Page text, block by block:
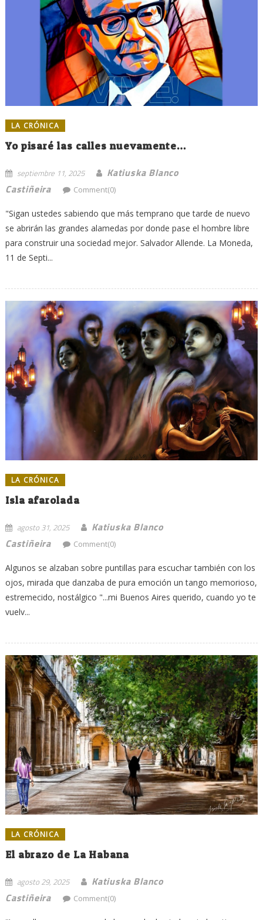
LA CRÓNICA
Yo pisaré las calles nuevamente…
septiembre 11, 2025
Katiuska Blanco
Castiñeira
Comment(0)
"Sigan ustedes sabiendo que más temprano que tarde de nuevo
se abrirán las grandes alamedas por donde pase el hombre libre
para construir una sociedad mejor. Salvador Allende. La Moneda,
11 de Septi...
LA CRÓNICA
Isla afarolada
agosto 31, 2025
Katiuska Blanco
Castiñeira
Comment(0)
Algunos se alzaban sobre puntillas para escuchar también con los
ojos, mirada que danzaba de pura emoción un tango memorioso,
estremecido, nostálgico "...mi Buenos Aires querido, cuando yo te
vuelv...
LA CRÓNICA
El abrazo de La Habana
agosto 29, 2025
Katiuska Blanco
Castiñeira
Comment(0)